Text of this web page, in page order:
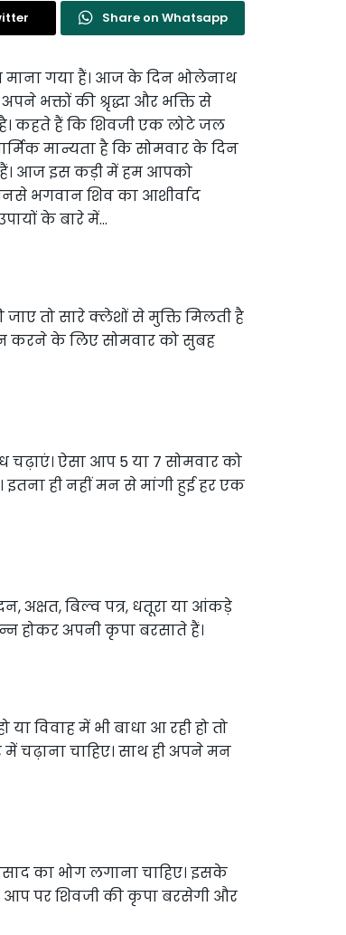
Share on Whatsapp
माना गया हैं। आज के दिन भोलेनाथ
भक्तों की श्रृद्धा और भक्ति से
है। कहते हैं कि शिवजी एक लोटे जल
मान्यता है कि सोमवार के दिन
हैं। आज इस कड़ी में हम आपको
भगवान शिव का आशीर्वाद
के बारे में…
तो सारे क्लेशों से मुक्ति मिलती है
करने के लिए सोमवार को सुबह
चढ़ाएं। ऐसा आप 5 या 7 सोमवार को
ही नहीं मन से मांगी हुई हर एक
अक्षत, बिल्व पत्र, धतूरा या आंकड़े
होकर अपनी कृपा बरसाते हैं।
विवाह में भी बाधा आ रही हो तो
चढ़ाना चाहिए। साथ ही अपने मन
का भोग लगाना चाहिए। इसके
आप पर शिवजी की कृपा बरसेगी और